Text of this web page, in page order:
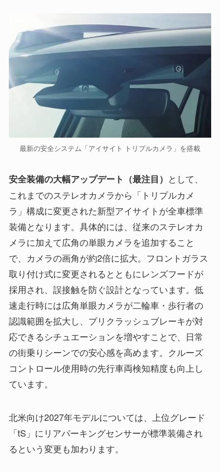
最新の安全システム「アイサイト トリプルカメラ」を搭載
安全装備の大幅アップデート（最注目） として、
これまでのステレオカメラから「トリプルカメ
ラ」構成に変更された新型アイサイトが全車標準
装備となります。具体的には、従来のステレオカ
メラに加えて広角の単眼カメラを追加すること
で、カメラの画角が約2倍に拡大。フロントガラス
取り付け式に変更されるとともにレンズフードが
採用され、誤接触を防ぐ設計となっています。低
速走行時には広角単眼カメラが二輪車・歩行者の
認識範囲を拡大し、プリクラッシュブレーキが対
応できるシチュエーションを増やすことで、日常
の街乗りシーンでの安心感を高めます。クルーズ
コントロール使用時の先行車両検知精度も向上し
ています。
北米向け2027年モデルについては、上位グレード
「tS」にリアパーキングセンサーが標準装備され
るという変更も加わります。